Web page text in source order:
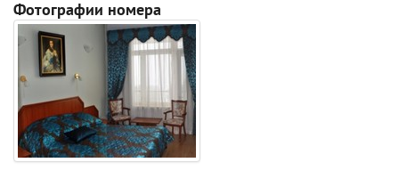
Фотографии номера